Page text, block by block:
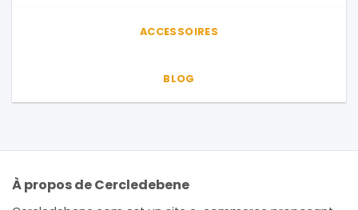
ACCESSOIRES
BLOG
À propos de Cercledebene